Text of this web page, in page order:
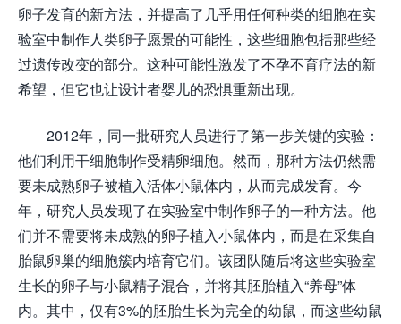
卵子发育的新方法，并提高了几乎用任何种类的细胞在实
验室中制作人类卵子愿景的可能性，这些细胞包括那些经
过遗传改变的部分。这种可能性激发了不孕不育疗法的新
希望，但它也让设计者婴儿的恐惧重新出现。
2012年，同一批研究人员进行了第一步关键的实验：
他们利用干细胞制作受精卵细胞。然而，那种方法仍然需
要未成熟卵子被植入活体小鼠体内，从而完成发育。今
年，研究人员发现了在实验室中制作卵子的一种方法。他
们并不需要将未成熟的卵子植入小鼠体内，而是在采集自
胎鼠卵巢的细胞簇内培育它们。该团队随后将这些实验室
生长的卵子与小鼠精子混合，并将其胚胎植入“养母”体
内。其中，仅有3%的胚胎生长为完全的幼鼠，而这些幼鼠